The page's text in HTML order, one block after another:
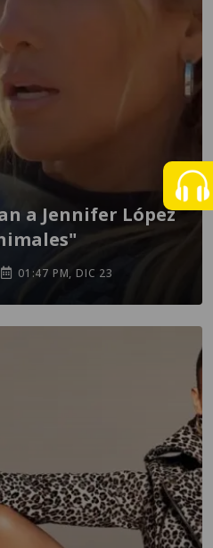
a Jennifer López
01:47 PM, DIC 23